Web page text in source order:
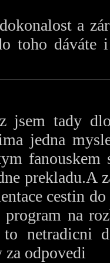
a
toho dáváte
jsem tady
jedna
fanouskem
prekladu.A
cestin
program na
netradicni
za odpovedi